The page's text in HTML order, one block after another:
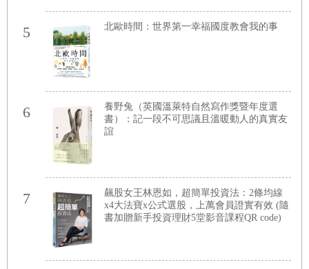
5 北歐時間：世界第一幸福國度教會我的事
6
養野兔（英國溫萊特自然寫作獎暨年度選
書）：記一段不可思議且溫暖動人的真實友
誼
7
飆股女王林恩如，超簡單投資法：2條均線
x4大法寶x公式選股，上萬會員證實有效 (隨
書加贈新手投資理財5堂影音課程QR code)